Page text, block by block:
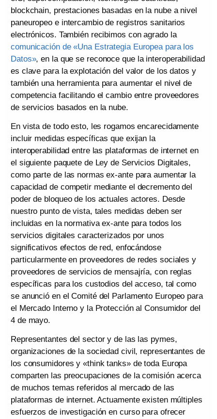
blockchain, prestaciones basadas en la nube a nivel
paneuropeo e intercambio de registros sanitarios
electrónicos. También recibimos con agrado la
comunicación de «Una Estrategia Europea para los
Datos», en la que se reconoce que la interoperabilidad
es clave para la explotación del valor de los datos y
también una herramienta para aumentar el nivel de
competencia facilitando el cambio entre proveedores
de servicios basados en la nube.
En vista de todo esto, les rogamos encarecidamente
incluir medidas específicas que exijan la
interoperabilidad entre las plataformas de internet en
el siguiente paquete de Ley de Servicios Digitales,
como parte de las normas ex-ante para aumentar la
capacidad de competir mediante el decremento del
poder de bloqueo de los actuales actores. Desde
nuestro punto de vista, tales medidas deben ser
incluidas en la normativa ex-ante para todos los
servicios digitales caracterizados por unos
significativos efectos de red, enfocándose
particularmente en proveedores de redes sociales y
proveedores de servicios de mensajría, con reglas
específicas para los custodios del acceso, tal como
se anunció en el Comité del Parlamento Europeo para
el Mercado Interno y la Protección al Consumidor del
4 de mayo.
Representantes del sector y de las las pymes,
organizaciones de la sociedad civil, representantes de
los consumidores y «think tanks» de toda Europa
comparten las preocupaciones de la comisión acerca
de muchos temas referidos al mercado de las
plataformas de internet. Actuamente existen múltiples
esfuerzos de investigación en curso para ofrecer